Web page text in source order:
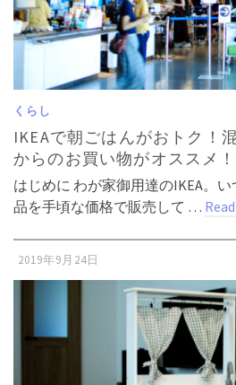
くらし
IKEAで朝ごはんがおトク！
からのお買い物がオススメ！
はじめに わが家御用達のIKEA。
品を手頃な価格で販売して …
2019年9月24日